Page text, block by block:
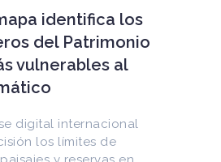
patrimonio
e Investigador
los Seminarios de
Publicó